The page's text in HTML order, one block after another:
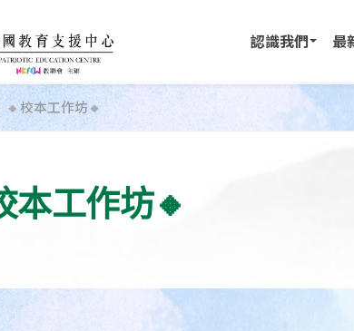
認識我們 最
🔸校本工作坊🔸
本工作坊🔸